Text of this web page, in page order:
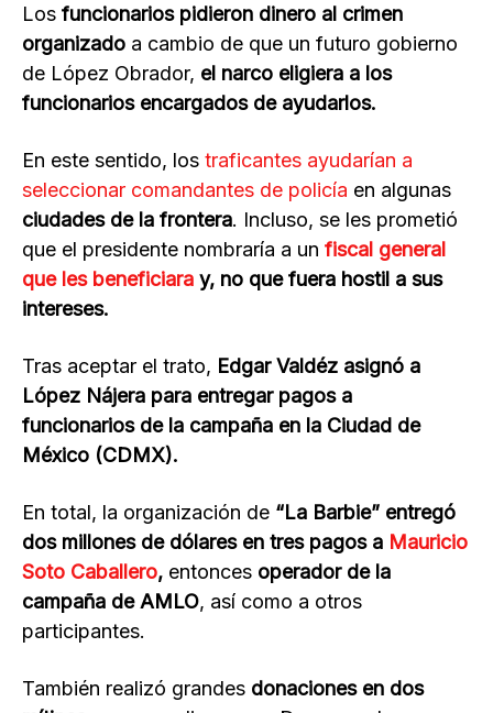
Los funcionarios pidieron dinero al crimen
organizado a cambio de que un futuro gobierno
de López Obrador, el narco eligiera a los
funcionarios encargados de ayudarlos.
En este sentido, los traficantes ayudarían a
seleccionar comandantes de policía en algunas
ciudades de la frontera. Incluso, se les prometió
que el presidente nombraría a un fiscal general
que les beneficiara y, no que fuera hostil a sus
intereses.
Tras aceptar el trato, Edgar Valdéz asignó a
López Nájera para entregar pagos a
funcionarios de la campaña en la Ciudad de
México (CDMX).
En total, la organización de “La Barbie” entregó
dos millones de dólares en tres pagos a Mauricio
Soto Caballero, entonces operador de la
campaña de AMLO, así como a otros
participantes.
También realizó grandes donaciones en dos